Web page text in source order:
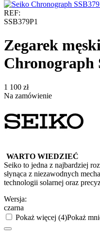
REF:
SSB379P1
Zegarek
Chronograph
‍1 100‍ zł
Na zamówienie
WARTO WIEDZIEĆ
Seiko to jedna z najbardziej
słynąca z niezawodnych
technologii solarnej oraz
Wersja:
czarna
Pokaż więcej (4)Pokaż